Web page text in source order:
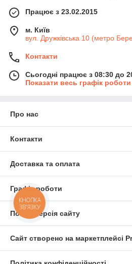
Працює з 23.02.2015
м. Київ
вул. Дружківська 10 (метро
Контакти
Сьогодні працює з 08:30 до
Показати весь графік роботи
Про нас
Контакти
Доставка та оплата
Графік роботи
Повна версія сайту
Сайт створено на маркетплейсі
КНОПКА
ЗВ'ЯЗКУ